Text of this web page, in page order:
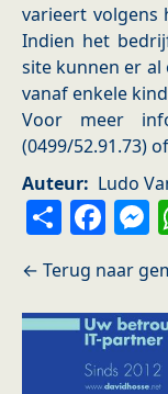
varieert volgens
Indien het
site kunnen er
vanaf enkele
Voor meer
(0499/52.91.73)
Auteur
Ludo
Share